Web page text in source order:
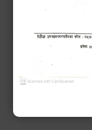
सूचनाको हक
आ.व. २०८१।८२ को
सूचनाको हक
आ.व. २०८१।८२ को